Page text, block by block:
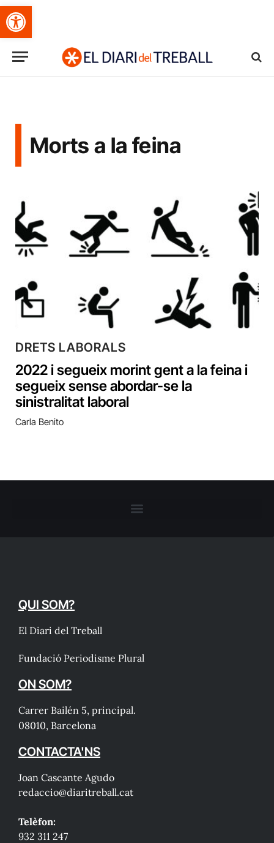
Obre la barra d'eines
Morts a la feina
DRETS LABORALS
2022 i segueix morint gent a la feina i
segueix sense abordar-se la
sinistralitat laboral
Carla Benito
QUI SOM?
El Diari del Treball
Fundació Periodisme Plural
ON SOM?
Carrer Bailén 5, principal.
08010, Barcelona
CONTACTA'NS
Joan Cascante Agudo
redaccio@diaritreball.cat
Telèfon:
932 311 247